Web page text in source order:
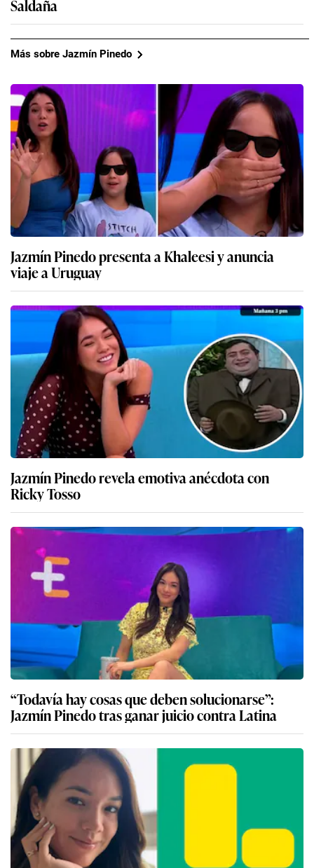
Saldaña
Más sobre Jazmín Pinedo
Jazmín Pinedo presenta a Khaleesi y anuncia
viaje a Uruguay
Jazmín Pinedo revela emotiva anécdota con
Ricky Tosso
“Todavía hay cosas que deben solucionarse”:
Jazmín Pinedo tras ganar juicio contra Latina